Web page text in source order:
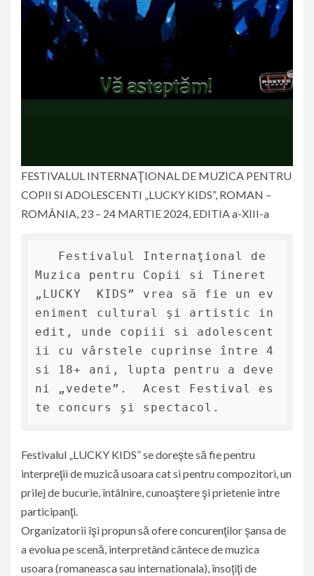
FESTIVALUL INTERNAŢIONAL DE MUZICA PENTRU
COPII SI ADOLESCENTI „LUCKY KIDS”, ROMAN –
ROMÂNIA, 23 – 24 MARTIE 2024, EDITIA a-XIII-a
Muzica pentru Copii si Tineret
„LUCKY  KIDS” vrea să fie un ev
eniment cultural şi artistic in
edit, unde copiii si adolescent
ii cu vârstele cuprinse între 4
si 18+ ani, lupta pentru a deve
ni „vedete”.  Acest Festival es
te concurs şi spectacol.
Festivalul „LUCKY KIDS” se doreşte să fie pentru
interpreţii de muzică usoara cat si pentru compozitori, un
prilej de bucurie, întâlnire, cunoaştere şi prietenie între
participanţi.
Organizatorii îşi propun să ofere concurenţilor şansa de
a evolua pe scenă, interpretând cântece de muzica
usoara (romaneasca sau internationala), însoţiţi de